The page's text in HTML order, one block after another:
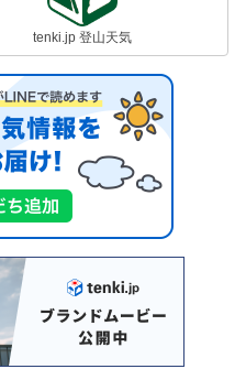
tenki.jp 登山天気